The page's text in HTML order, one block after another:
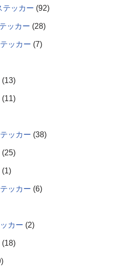
テッカー 92
ッカー 28
ッカー 7
13
11
ッカー 38
25
1
ッカー 6
カー 2
18